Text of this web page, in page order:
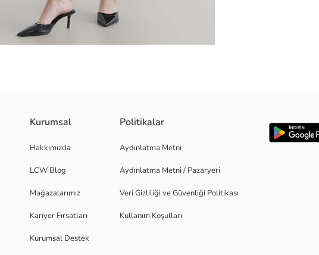
Kurumsal
Hakkımızda
LCW Blog
Mağazalarımız
Kariyer Fırsatları
Kurumsal Destek
Politikalar
Aydınlatma Metni
Aydınlatma Metni / Pazaryeri
Veri Gizliliği ve Güvenliği Politikası
Kullanım Koşulları